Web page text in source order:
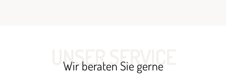
UNSER SERVICE
Wir beraten Sie gerne